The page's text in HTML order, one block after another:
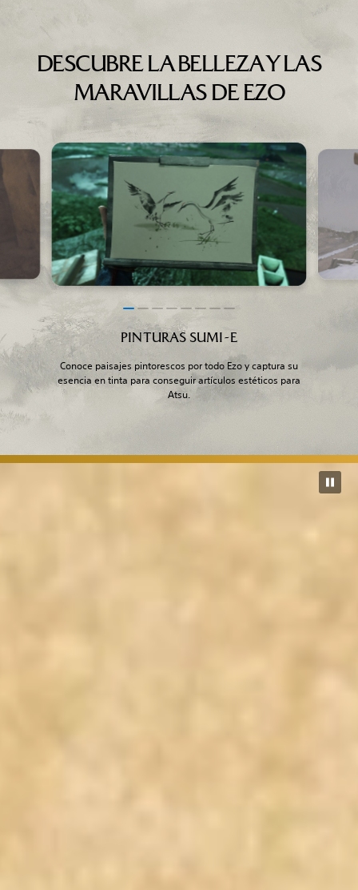
DESCUBRE LA BELLEZA Y LAS
MARAVILLAS DE EZO
PINTURAS SUMI-E
Conoce paisajes pintorescos por todo Ezo y captura su
esencia en tinta para conseguir artículos estéticos para
Atsu.